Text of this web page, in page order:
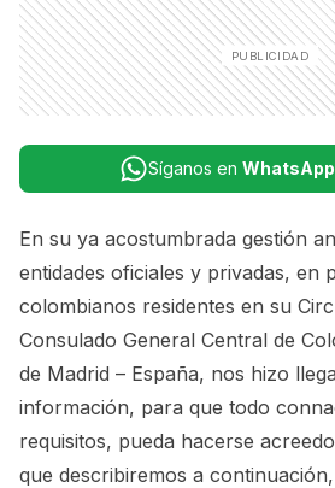
Síganos en
En su ya acostumbrada gestión
entidades oficiales y privadas, en
colombianos residentes en su
Consulado General Central de
de Madrid – España, nos hizo
información, para que todo
requisitos, pueda hacerse
que describiremos a